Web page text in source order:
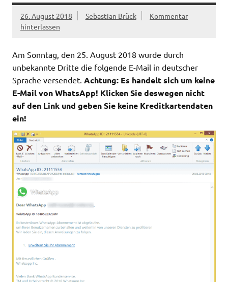
26. August 2018 Sebastian Brück
Kommentar
hinterlassen
Am Sonntag, den 25. August 2018 wurde durch
unbekannte Dritte die folgende E-Mail in deutscher
Sprache versendet. Achtung: Es handelt sich um keine
E-Mail von WhatsApp! Klicken Sie deswegen nicht
auf den Link und geben Sie keine Kreditkartendaten
ein!